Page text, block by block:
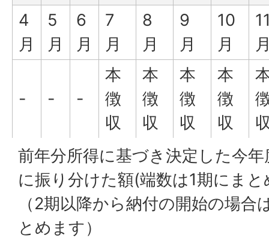
4
月
5
月
6
月
7
月
8
月
9
月
10
月
- - -
本
徴
収
本
徴
収
本
徴
収
本
徴
収
前年分所得に基づき決定した今
に振り分けた額(端数は1期にま
（2期以降から納付の開始の場合
とめます）